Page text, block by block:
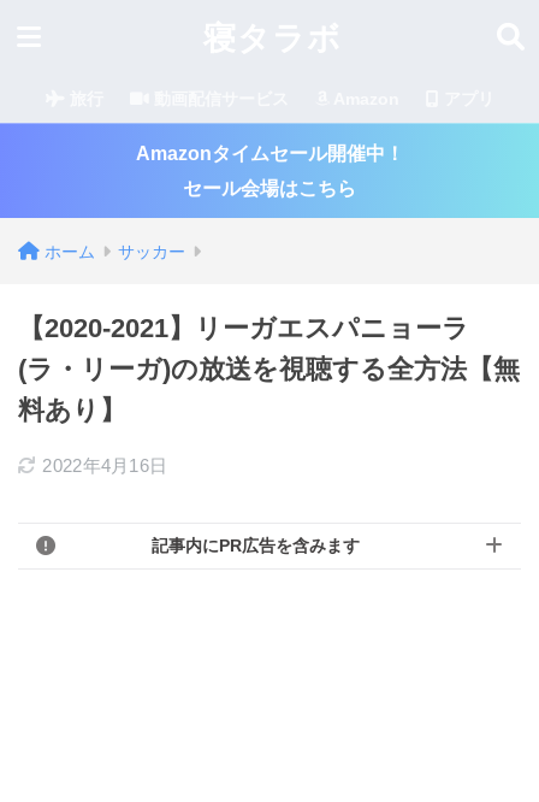
Amazonタイムセール開催中！
セール会場はこちら
ホーム サッカー
【2020-2021】リーガエスパニョーラ
(ラ・リーガ)の放送を視聴する全方法【無
料あり】
2022年4月16日
記事内にPR広告を含みます